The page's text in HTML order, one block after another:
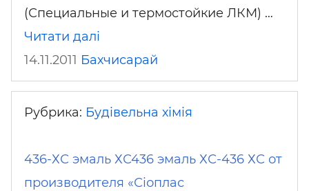
(Специальные и термостойкие ЛКМ) …
Читати далі
14.11.2011 Бахчисарай
Рубрика: Будівельна хімія
436-ХС эмаль ХС436 эмаль ХС-436 ХС от
производителя «Сіоплас